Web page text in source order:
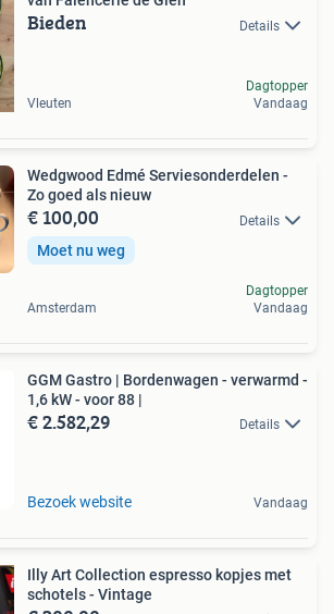
Bieden Details
Vleuten
Dagtopper
Vandaag
Wedgwood Edmé Serviesonderdelen -
Zo goed als nieuw
€ 100,00 Details
Moet nu weg
Amsterdam
Dagtopper
Vandaag
GGM Gastro | Bordenwagen - verwarmd -
1,6 kW - voor 88 |
€ 2.582,29 Details
Bezoek website Vandaag
Illy Art Collection espresso kopjes met
schotels - Vintage